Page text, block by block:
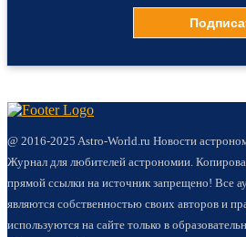
@ 2016-2025 Astro-World.ru Новости
Журнал для любителей астрономии.
прямой ссылки на источник запрещено! Все
являются собственностью своих авторов и
используются на сайте только в